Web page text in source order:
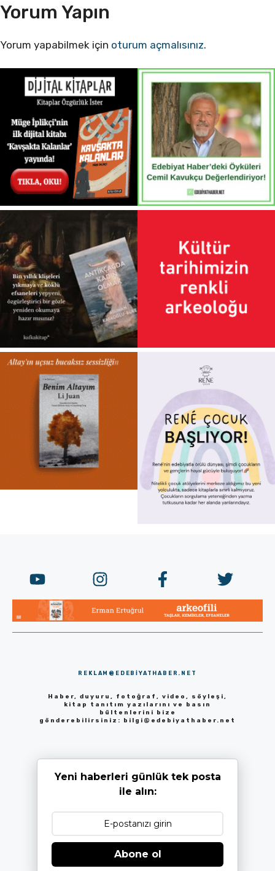
Yorum Yapın
Yorum yapabilmek için oturum açmalısınız.
REKLAM@EDEBIYATHABER.NET
Haber, duyuru, fotoğraf, video, söyleşi,
kitap tanıtım yazılarını ve basın
bültenlerini bize
gönderebilirsiniz:
bilgi@edebiyathaber.net
Yeni haberleri günlük tek posta
ile alın:
Abone ol